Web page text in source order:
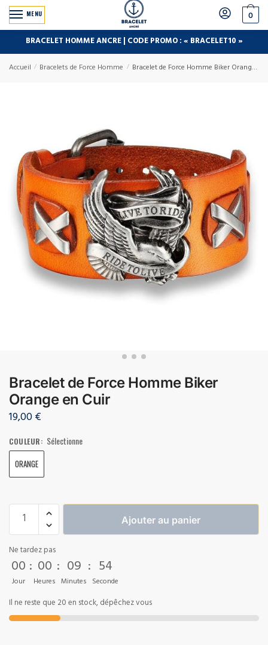
MENU 0
BRACELET HOMME ANCRE | CODE PROMO : « BRACELET10 »
Accueil / Bracelets de Force Homme / Bracelet de Force Homme Biker Orange en Cuir
Bracelet de Force Homme Biker
Orange en Cuir
19,00€
COULEUR: Sélectionne
ORANGE
Ajouter au panier
Ne tardez pas
00
Jour
: 00
Heures
: 09
Minutes
: 53
Seconde
Il ne reste que 20 en stock, dépêchez vous